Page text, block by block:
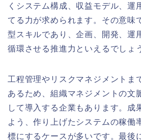
くシステム構成、収益モデル、運
てる力が求められます。その意味
型スキルであり、企画、開発、運
循環させる推進力といえるでしょ
工程管理やリスクマネジメントま
あるため、組織マネジメントの文
して導入する企業もあります。成
よう、作り上げたシステムの稼働
標にするケースが多いです。最後